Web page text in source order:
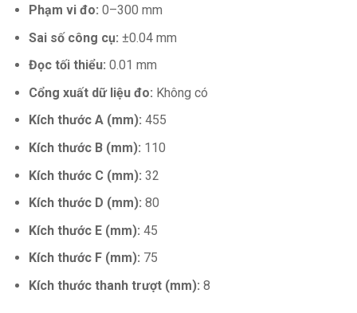
Phạm vi đo: 0–300 mm
Sai số công cụ: ±0.04 mm
Đọc tối thiểu: 0.01 mm
Cổng xuất dữ liệu đo: Không có
Kích thước A (mm): 455
Kích thước B (mm): 110
Kích thước C (mm): 32
Kích thước D (mm): 80
Kích thước E (mm): 45
Kích thước F (mm): 75
Kích thước thanh trượt (mm): 8